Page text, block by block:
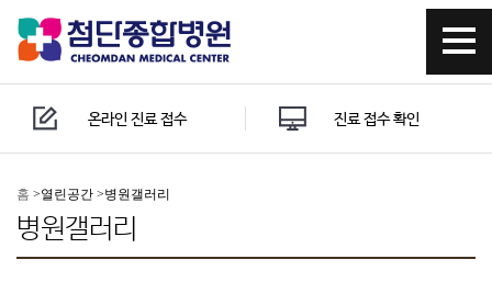
온라인 진료 접수 진료 접수 확인
홈 >열린공간 >병원갤러리
병원갤러리